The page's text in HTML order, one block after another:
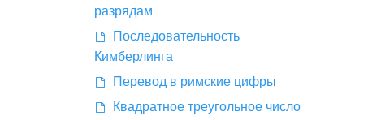
разрядам
Последовательность
Кимберлинга
Перевод в римские цифры
Квадратное треугольное число